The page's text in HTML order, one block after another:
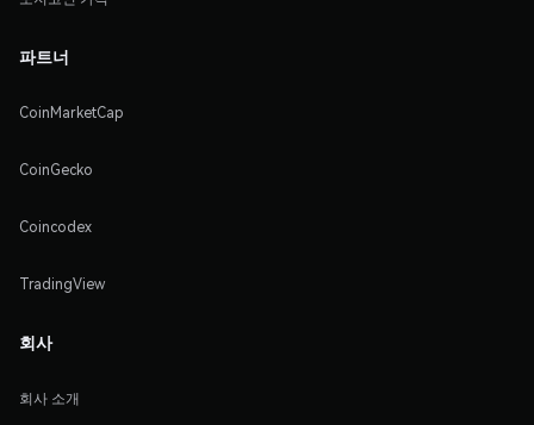
파트너
CoinMarketCap
CoinGecko
Coincodex
TradingView
회사
회사 소개